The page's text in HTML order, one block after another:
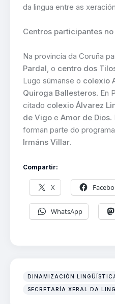
da lingua entre as
Centros participantes
Na provincia da Coruña
Pardal , o centro dos
Lugo súmanse o colexio
Quiroga Ballesteros. En
citado colexio Álvarez
de Vigo e Amor de Dios.
forman parte do
Irmáns Villar.
Compartir:
X
WhatsApp
DINAMIZACIÓN
SECRETARÍA XERAL DA